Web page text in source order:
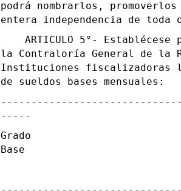
podrá nombrarlos,
entera independencia de
ARTICULO 5°- Establécese
la Contraloría General de la
Instituciones fiscalizadoras
de sueldos bases mensuales:
-----
Grado
Base